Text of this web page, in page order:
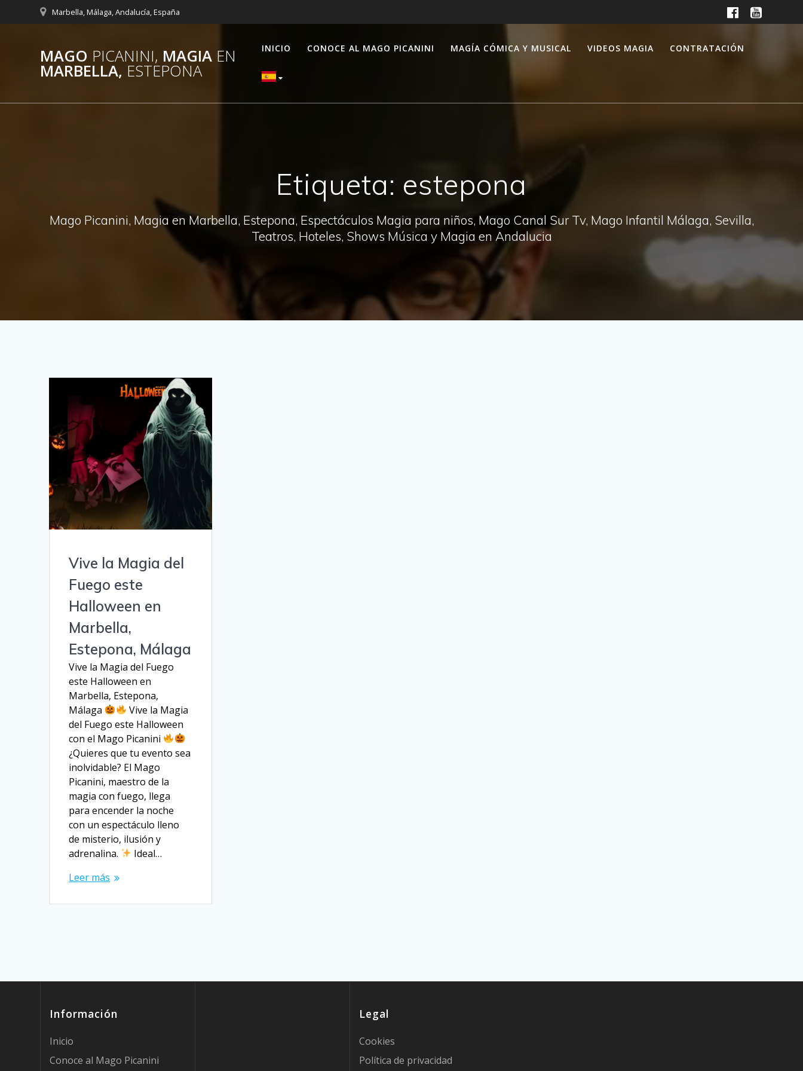
al
Marbella, Málaga, Andalucía, España
MAGO PICANINI, MAGIA EN
MARBELLA, ESTEPONA
INICIO CONOCE AL MAGO PICANINI MAGÍA CÓMICA Y MUSICAL VIDEOS MAGIA CONTRATACIÓN
Etiqueta: estepona
Mago Picanini, Magia en Marbella, Estepona, Espectáculos Magia para niños, Mago Canal Sur Tv, Mago Infantil Málaga, Sevilla,
Teatros, Hoteles, Shows Música y Magia en Andalucia
Vive la Magia del
Fuego este
Halloween en
Marbella,
Estepona, Málaga
Vive la Magia del Fuego
este Halloween en
Marbella, Estepona,
Málaga
Vive la Magia
del Fuego este Halloween
con el Mago Picanini
¿Quieres que tu evento sea
inolvidable? El Mago
Picanini, maestro de la
magia con fuego, llega
para encender la noche
con un espectáculo lleno
de misterio, ilusión y
adrenalina.
Ideal…
Leer más
Información
Inicio
Conoce al Mago Picanini
Legal
Cookies
Política de privacidad